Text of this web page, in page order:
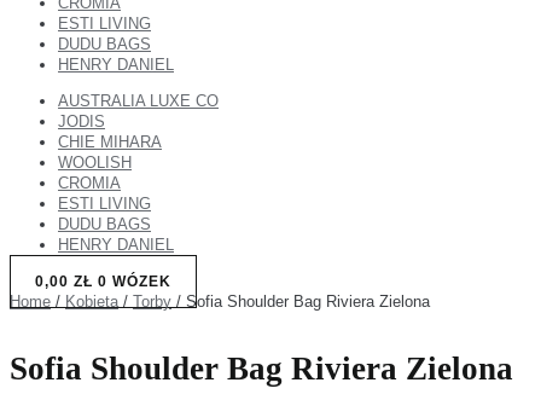
ESTI LIVING
DUDU BAGS
HENRY DANIEL
AUSTRALIA LUXE CO
JODIS
CHIE MIHARA
WOOLISH
CROMIA
ESTI LIVING
DUDU BAGS
HENRY DANIEL
0,00 ZŁ 0 WÓZEK
Home / Kobieta / Torby / Sofia Shoulder Bag Riviera Zielona
Sofia Shoulder Bag Riviera Zielona